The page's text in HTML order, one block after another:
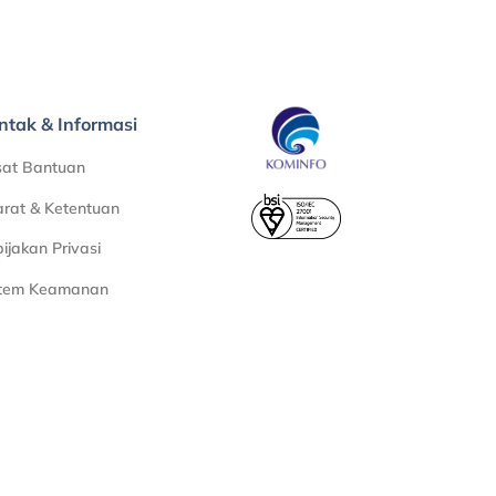
& Informasi
Bantuan
& Ketentuan
Privasi
Keamanan